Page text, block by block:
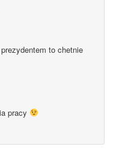
to chet­nie
pracy